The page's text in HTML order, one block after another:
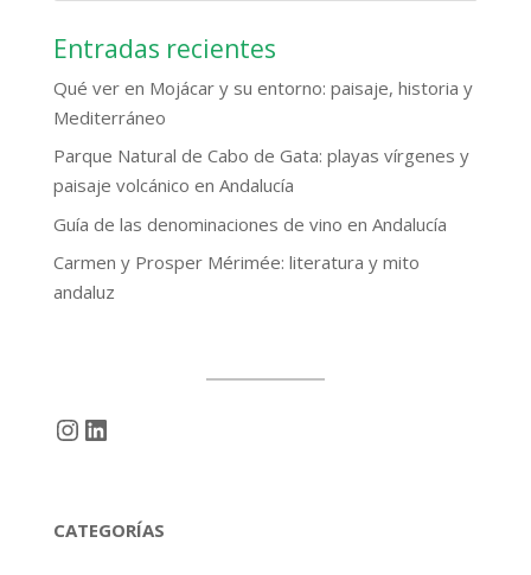
Entradas recientes
Qué ver en Mojácar y su entorno: paisaje, historia y
Mediterráneo
Parque Natural de Cabo de Gata: playas vírgenes y
paisaje volcánico en Andalucía
Guía de las denominaciones de vino en Andalucía
Carmen y Prosper Mérimée: literatura y mito
andaluz
Instagram
LinkedIn
CATEGORÍAS